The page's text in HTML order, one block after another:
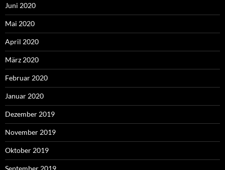
Juni 2020
Mai 2020
April 2020
März 2020
Februar 2020
Januar 2020
Dezember 2019
November 2019
Oktober 2019
September 2019